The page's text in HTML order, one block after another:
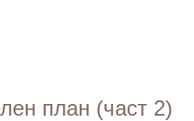
план (част 2)